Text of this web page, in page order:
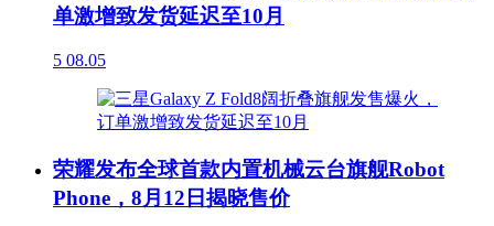
单激增致发货延迟至10月
5 08.05
荣耀发布全球首款内置机械云台旗舰Robot
Phone，8月12日揭晓售价